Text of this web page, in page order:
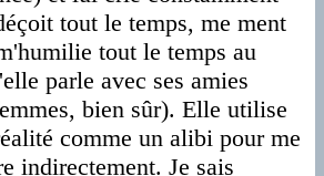
tout le temps, me ment
tout le temps au
parle avec ses amies
bien sûr). Elle utilise
comme un alibi pour me
indirectement. Je sais